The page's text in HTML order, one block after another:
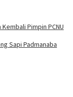
Pimpin PCNU
Sapi Padmanaba